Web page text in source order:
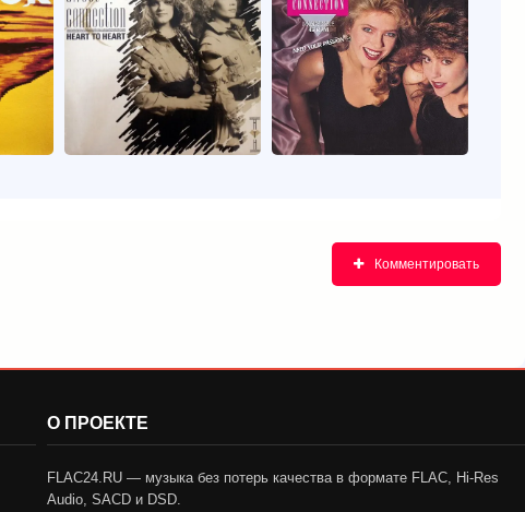
Комментировать
О ПРОЕКТЕ
FLAC24.RU — музыка без потерь качества в формате FLAC, Hi-Res
Audio, SACD и DSD.